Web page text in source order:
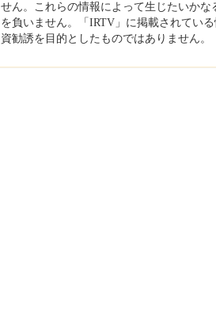
せん。これらの情報によって生じたいか
を負いません。「IRTV」に掲載されてい
資勧誘を目的としたものではありません。